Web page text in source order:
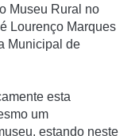
Museu Rural no
Lourenço Marques
Municipal de
esta
um
estando neste